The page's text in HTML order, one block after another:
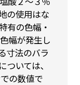
酸２～３％
の使用はな
有の色幅・
幅が発生し
寸法のバラ
ついては、
の数値で